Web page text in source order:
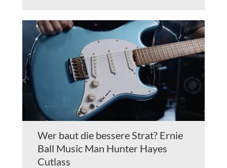
Wer baut die bessere Strat? Ernie
Ball Music Man Hunter Hayes
Cutlass